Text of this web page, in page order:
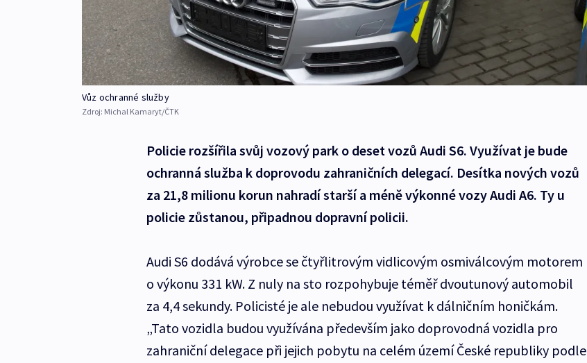
Vůz ochranné služby
Zdroj: Michal Kamaryt/ČTK
Policie rozšířila svůj vozový park o deset vozů Audi S6. Využívat je bude
ochranná služba k doprovodu zahraničních delegací. Desítka nových vozů
za 21,8 milionu korun nahradí starší a méně výkonné vozy Audi A6. Ty u
policie zůstanou, připadnou dopravní policii.
Audi S6 dodává výrobce se čtyřlitrovým vidlicovým osmiválcovým motorem
o výkonu 331 kW. Z nuly na sto rozpohybuje téměř dvoutunový automobil
za 4,4 sekundy. Policisté je ale nebudou využívat k dálničním honičkám.
„Tato vozidla budou využívána především jako doprovodná vozidla pro
zahraniční delegace při jejich pobytu na celém území České republiky podle